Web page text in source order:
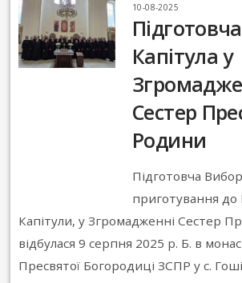
10-08-2025
Капітула у
Сестер
Родини
Підготовча
приготування до
Капітули, у Згромадженні Сестер
відбулася 9 серпня 2025 р. Б. в
Пресвятої Богородиці ЗСПР у с.